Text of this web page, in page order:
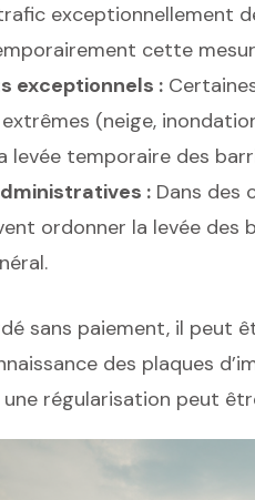
exceptionnellement
cette
exceptionnels :
(neige,
levée temporaire des
: Dans des
ordonner la levée des
sans paiement, il peut
des plaques
régularisation peut